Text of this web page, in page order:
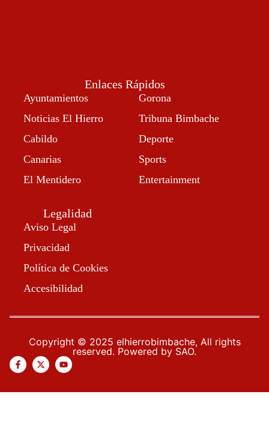
Enlaces Rápidos
Ayuntamientos
Noticias El Hierro
Cabildo
Canarias
El Mentidero
Gorona
Tribuna Bimbache
Deporte
Sports
Entertainment
Legalidad
Aviso Legal
Privacidad
Política de Cookies
Accesibilidad
Copyright © 2025 elhierrobimbache, All rights
reserved. Powered by SAO.